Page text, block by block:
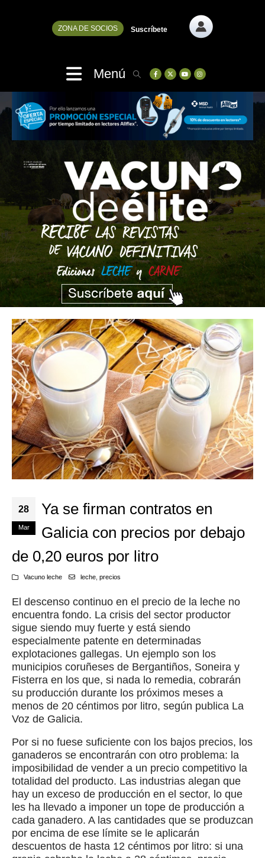
ZONA DE SOCIOS Suscríbete
Menú
28
Mar
Ya se firman contratos en
Galicia con precios por debajo
de 0,20 euros por litro
Vacuno leche leche, precios
El descenso continuo en el precio de la leche no
encuentra fondo. La crisis del sector productor
sigue siendo muy fuerte y está siendo
especialmente patente en determinadas
explotaciones gallegas. Un ejemplo son los
municipios coruñeses de Bergantiños, Soneira y
Fisterra en los que, si nada lo remedia, cobrarán
su producción durante los próximos meses a
menos de 20 céntimos por litro, según publica La
Voz de Galicia.
Por si no fuese suficiente con los bajos precios, los
ganaderos se encontrarán con otro problema: la
imposibilidad de vender a un precio competitivo la
totalidad del producto. Las industrias alegan que
hay un exceso de producción en el sector, lo que
les ha llevado a imponer un tope de producción a
cada ganadero. A las cantidades que se produzcan
por encima de ese límite se le aplicarán
descuentos de hasta 12 céntimos por litro: si una